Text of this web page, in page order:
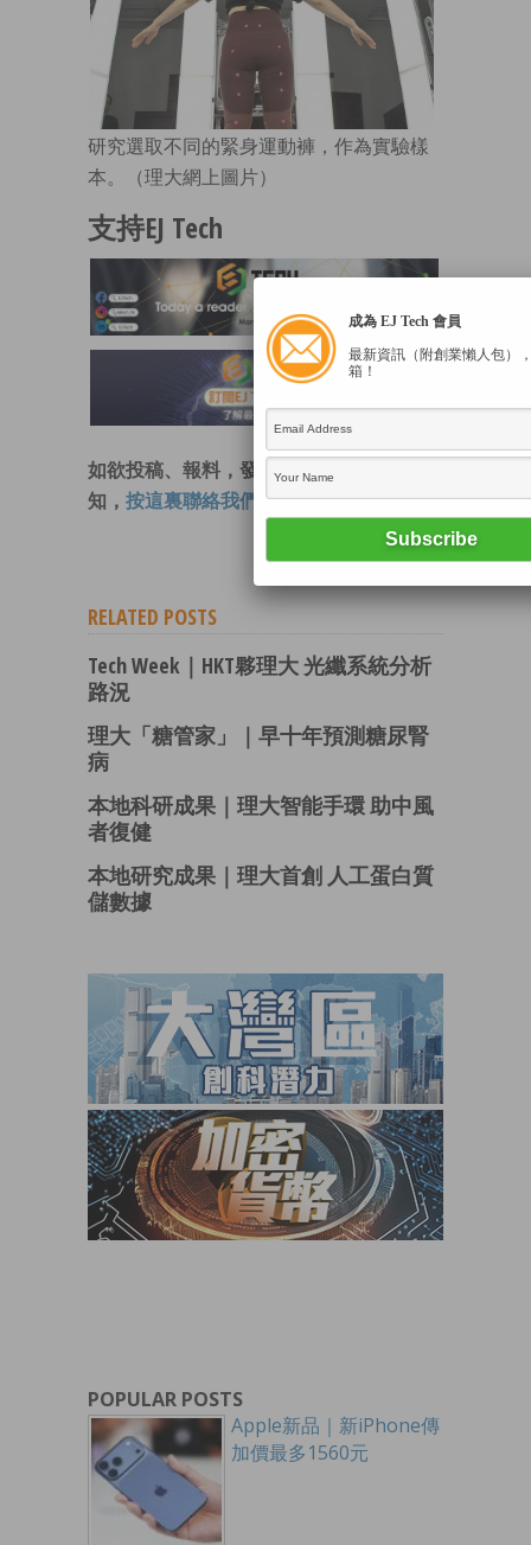
研究選取不同的緊身運動褲，作為實驗樣
本。（理大網上圖片）
支持EJ Tech
如欲投稿、報料，發布新聞稿或採訪通
知， 按這裏聯絡我們 。
RELATED POSTS
Tech Week｜HKT夥理大 光纖系統分析
路況
理大「糖管家」｜早十年預測糖尿腎
病
本地科研成果｜理大智能手環 助中風
者復健
本地研究成果｜理大首創 人工蛋白質
儲數據
POPULAR POSTS
Apple新品｜新iPhone傳
加價最多1560元
成為 EJ Tech 會員
最新資訊（附創業懶人包）
箱！